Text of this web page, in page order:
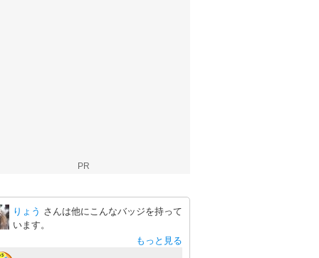
PR
りょう さんは他にこんなバッジを持って
います。
もっと見る